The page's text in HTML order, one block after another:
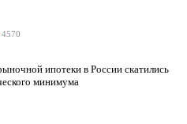
4570
ипотеки в России скатились
минимума